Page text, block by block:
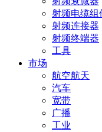
射频电缆组
射频连接器
射频终端器
工具
市场
航空航天
汽车
宽带
广播
工业